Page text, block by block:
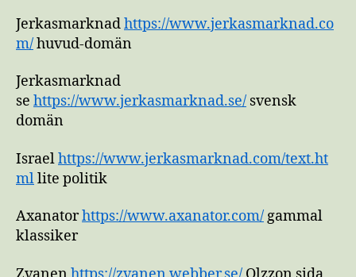
Jerkasmarknadhttps://www.jerkasmarknad.co
m/huvud-domän
Jerkasmarknad
se https://www.jerkasmarknad.se/ svensk
domän
Israelhttps://www.jerkasmarknad.com/text.ht
mllite politik
Axanatorhttps://www.axanator.com/gammal
klassiker